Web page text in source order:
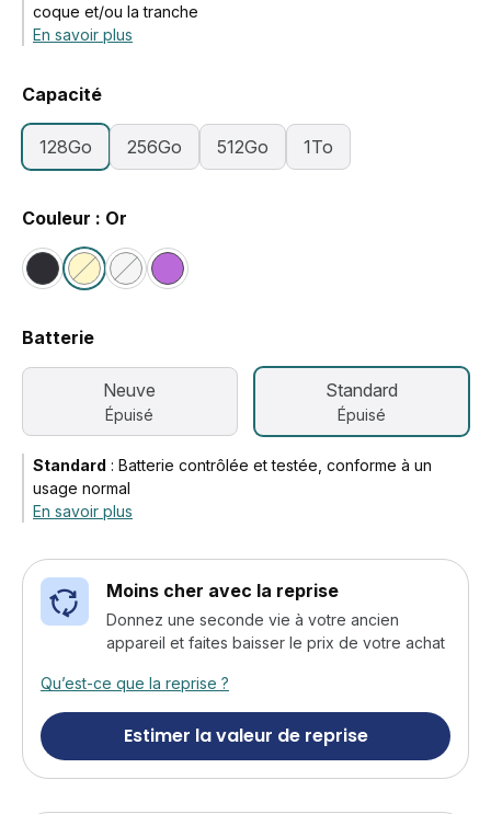
coque et/ou la tranche
En savoir plus
Capacité
128Go 256Go 512Go 1To
Couleur : Or
Batterie
Neuve
Épuisé
Standard
Épuisé
Standard : Batterie contrôlée et testée, conforme à un
usage normal
En savoir plus
Moins cher avec la reprise
Donnez une seconde vie à votre ancien
appareil et faites baisser le prix de votre achat
Qu’est-ce que la reprise ?
Estimer la valeur de reprise